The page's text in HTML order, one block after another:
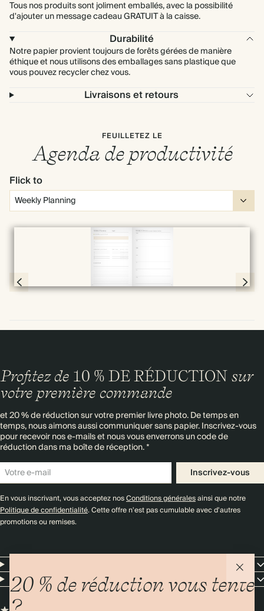
Tous nos produits sont joliment emballés, avec la possibilité
d'ajouter un message cadeau GRATUIT à la caisse.
Durabilité
Notre papier provient toujours de forêts gérées de manière
éthique et nous utilisons des emballages sans plastique que
vous pouvez recycler chez vous.
Livraisons et retours
FEUILLETEZ LE
Agenda de productivité
Flick to
Plein écran
Page 30 & 31 of 192
20 % de réduction vous tente
Profitez de 10 % DE RÉDUCTION sur
votre première commande
et 20 % de réduction sur votre premier livre photo. De temps en
temps, nous aimons aussi communiquer sans papier. Inscrivez-vous
pour recevoir nos e-mails et nous vous enverrons un code de
réduction dans ma boîte de réception. *
Inscrivez-vous
En vous inscrivant, vous acceptez nosConditions généralesainsi que notre
Politique de confidentialité. Cette offre n'est pas cumulable avec d'autres
promotions ou remises.
Entreprise